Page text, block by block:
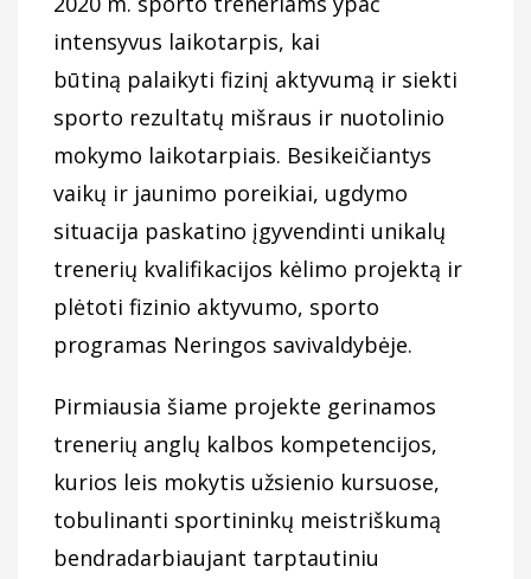
intensyvus laikotarpis, kai
būtiną palaikyti fizinį aktyvumą ir siekti
sporto rezultatų mišraus ir nuotolinio
mokymo laikotarpiais. Besikeičiantys
vaikų ir jaunimo poreikiai, ugdymo
situacija paskatino įgyvendinti unikalų
trenerių kvalifikacijos kėlimo projektą ir
plėtoti fizinio aktyvumo, sporto
programas Neringos savivaldybėje.
Pirmiausia šiame projekte gerinamos
trenerių anglų kalbos kompetencijos,
kurios leis mokytis užsienio kursuose,
tobulinanti sportininkų meistriškumą
bendradarbiaujant tarptautiniu